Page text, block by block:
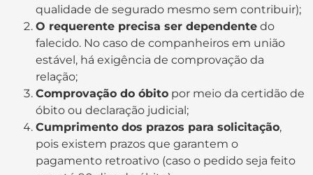
qualidade de segurado mesmo sem contribuir);
O requerente precisa ser dependente do
falecido. No caso de companheiros em união
estável, há exigência de comprovação da
relação;
Comprovação do óbito por meio da certidão de
óbito ou declaração judicial;
Cumprimento dos prazos para solicitação,
pois existem prazos que garantem o
pagamento retroativo (caso o pedido seja feito